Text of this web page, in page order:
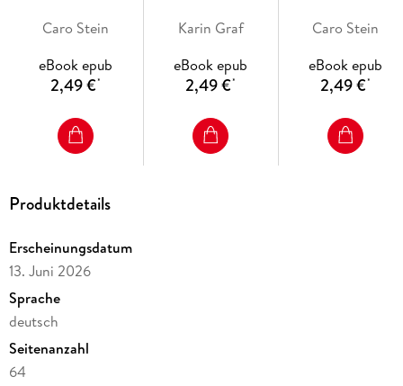
Caro Stein
eBook epub
2,49 €*
Karin Graf
eBook epub
2,49 €*
Caro Stein
eBook epub
2,49 €*
Produktdetails
Erscheinungsdatum
13. Juni 2026
Sprache
deutsch
Seitenanzahl
64